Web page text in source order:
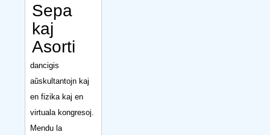
Sepa
kaj
Asorti
dancigis
aŭskultantojn kaj
en fizika kaj en
virtuala kongresoj.
Mendu la